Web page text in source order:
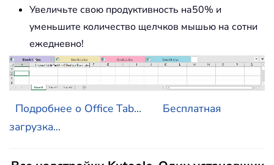
Увеличьте свою продуктивность на50% и
уменьшите количество щелчков мышью на сотни
ежедневно!
Подробнее о Office Tab...
Бесплатная
загрузка...